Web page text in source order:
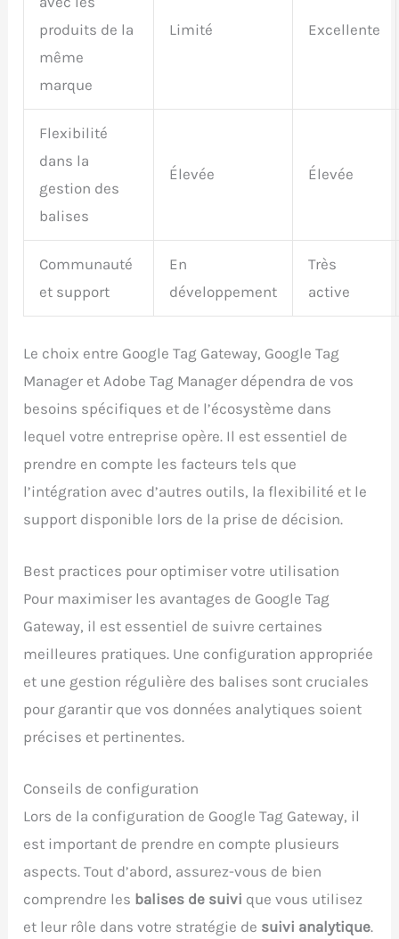
produits de la
même
marque
Limité Excellente
Flexibilité
dans la
gestion des
balises
Élevée Élevée
Communauté
et support
En
développement
Très
active
Le choix entre Google Tag Gateway, Google Tag
Manager et Adobe Tag Manager dépendra de vos
besoins spécifiques et de l’écosystème dans
lequel votre entreprise opère. Il est essentiel de
prendre en compte les facteurs tels que
l’intégration avec d’autres outils, la flexibilité et le
support disponible lors de la prise de décision.
Best practices pour optimiser votre utilisation
Pour maximiser les avantages de Google Tag
Gateway, il est essentiel de suivre certaines
meilleures pratiques. Une configuration appropriée
et une gestion régulière des balises sont cruciales
pour garantir que vos données analytiques soient
précises et pertinentes.
Conseils de configuration
Lors de la configuration de Google Tag Gateway, il
est important de prendre en compte plusieurs
aspects. Tout d’abord, assurez-vous de bien
comprendre les balises de suivi que vous utilisez
et leur rôle dans votre stratégie de suivi analytique.